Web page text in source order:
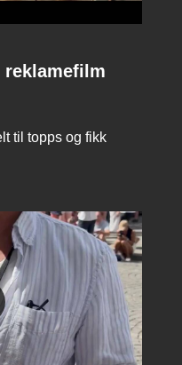
reklamefilm
til topps og fikk